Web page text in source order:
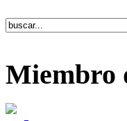
Miembro